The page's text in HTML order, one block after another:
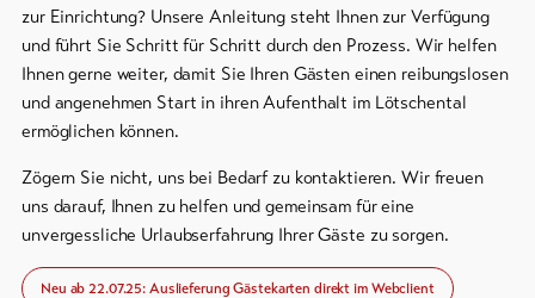
zur Einrichtung? Unsere Anleitung steht Ihnen zur Verfügung
und führt Sie Schritt für Schritt durch den Prozess. Wir helfen
Ihnen gerne weiter, damit Sie Ihren Gästen einen reibungslosen
und angenehmen Start in ihren Aufenthalt im Lötschental
ermöglichen können.
Zögern Sie nicht, uns bei Bedarf zu kontaktieren. Wir freuen
uns darauf, Ihnen zu helfen und gemeinsam für eine
unvergessliche Urlaubserfahrung Ihrer Gäste zu sorgen.
Neu ab 22.07.25: Auslieferung Gästekarten direkt im Webclient